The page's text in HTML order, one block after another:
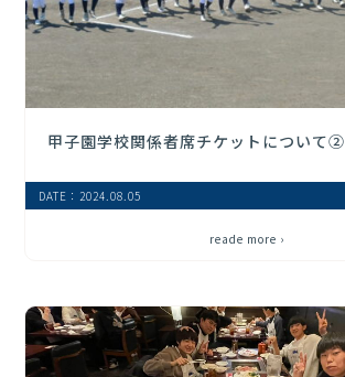
甲子園学校関係者席チケットについて②
DATE：2024.08.05
reade more ›